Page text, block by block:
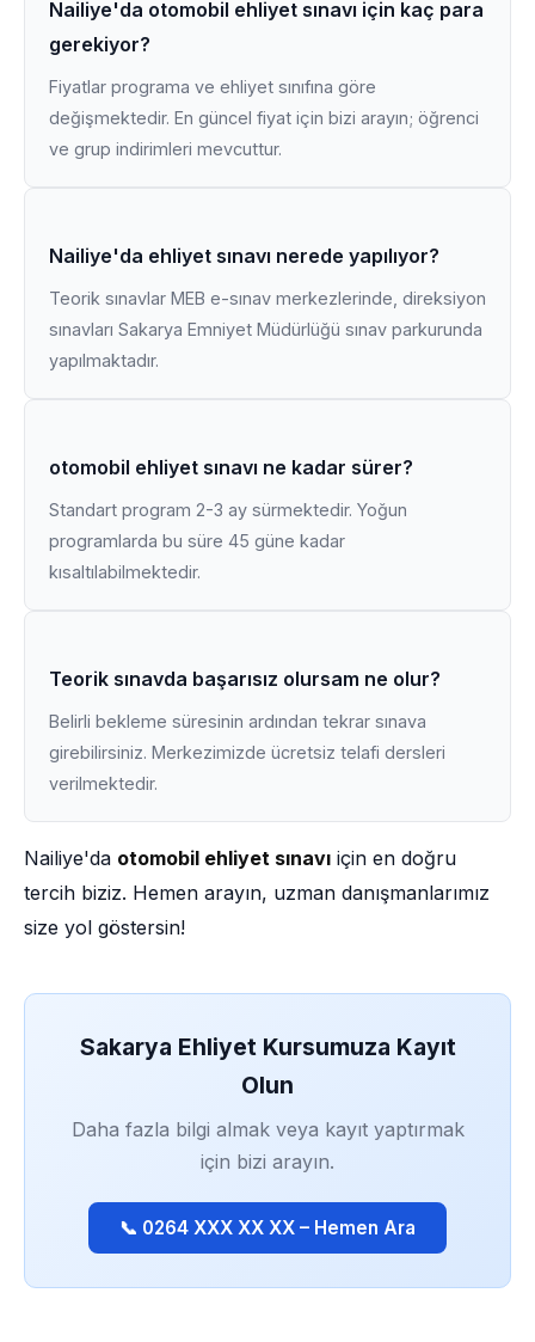
Nailiye'da otomobil ehliyet sınavı için kaç para
gerekiyor?
Fiyatlar programa ve ehliyet sınıfına göre
değişmektedir. En güncel fiyat için bizi arayın; öğrenci
ve grup indirimleri mevcuttur.
Nailiye'da ehliyet sınavı nerede yapılıyor?
Teorik sınavlar MEB e-sınav merkezlerinde, direksiyon
sınavları Sakarya Emniyet Müdürlüğü sınav parkurunda
yapılmaktadır.
otomobil ehliyet sınavı ne kadar sürer?
Standart program 2-3 ay sürmektedir. Yoğun
programlarda bu süre 45 güne kadar
kısaltılabilmektedir.
Teorik sınavda başarısız olursam ne olur?
Belirli bekleme süresinin ardından tekrar sınava
girebilirsiniz. Merkezimizde ücretsiz telafi dersleri
verilmektedir.
Nailiye'da otomobil ehliyet sınavı için en doğru
tercih biziz. Hemen arayın, uzman danışmanlarımız
size yol göstersin!
Sakarya Ehliyet Kursumuza Kayıt
Olun
Daha fazla bilgi almak veya kayıt yaptırmak
için bizi arayın.
📞 0264 XXX XX XX – Hemen Ara